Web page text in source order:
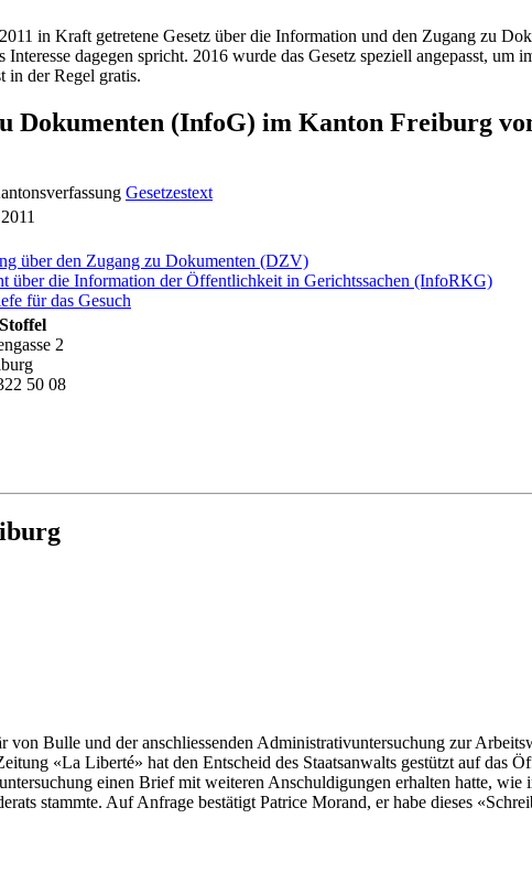
in Kraft getretene Gesetz über die Information und den Zugang zu
dagegen spricht. 2016 wurde das Gesetz speziell angepasst,
in der Regel gratis.
Dokumenten (InfoG) im Kanton Freiburg
Gesetzestext
über den Zugang zu Dokumenten (DZV)
über die Information der Öffentlichkeit in Gerichtssachen (InfoRKG)
für das Gesuch
2
50 08
Bulle und der anschliessenden Administrativuntersuchung zur
«La Liberté» hat den Entscheid des Staatsanwalts gestützt auf das
einen Brief mit weiteren Anschuldigungen erhalten hatte,
stammte. Auf Anfrage bestätigt Patrice Morand, er habe dieses